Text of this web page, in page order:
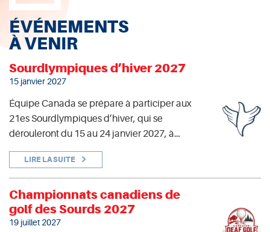
ÉVÉNEMENTS
À VENIR
Sourdlympiques d’hiver 2027
15 janvier 2027
Équipe Canada se prépare à participer aux
21es Sourdlympiques d’hiver, qui se
dérouleront du 15 au 24 janvier 2027, à…
LIRE LA SUITE
Championnats canadiens de
golf des Sourds 2027
19 juillet 2027